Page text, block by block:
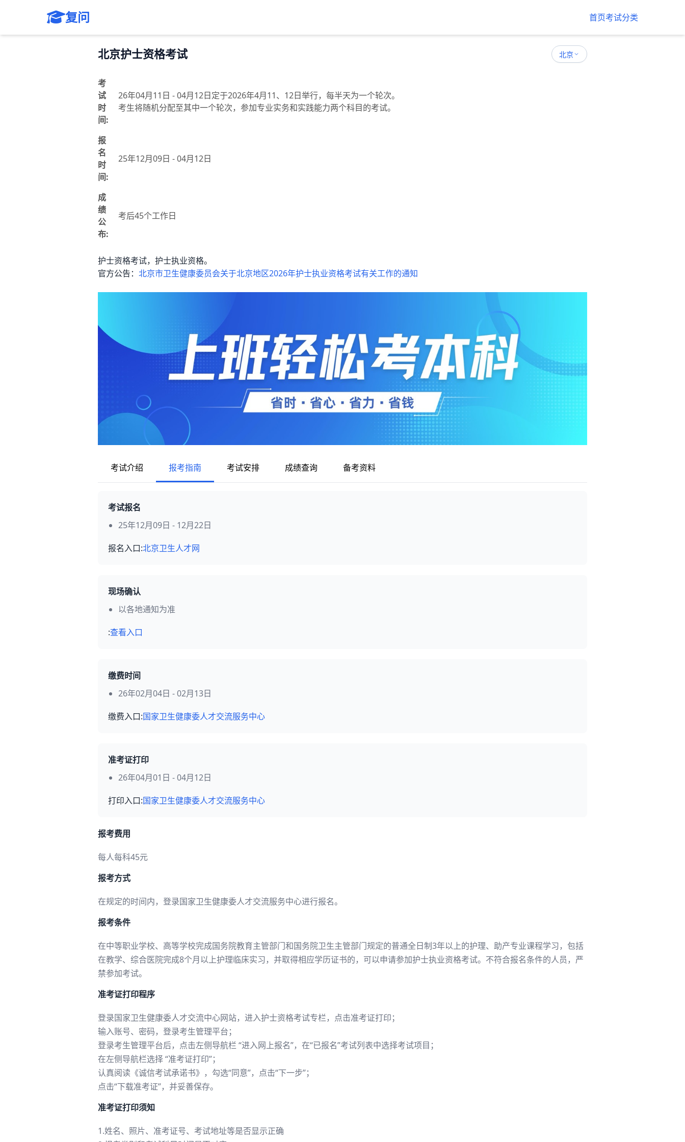
复问 首页考试分类
北京护士资格考试 北京
考
试
时
间:
26年04月11日 - 04月12日定于2026年4月11、12日举行，每半天为一个轮次。
考生将随机分配至其中一个轮次，参加专业实务和实践能力两个科目的考试。
报
名
时
间:
25年12月09日 - 04月12日
成
绩
公
布:
考后45个工作日
护士资格考试，护士执业资格。
官方公告： 北京市卫生健康委员会关于北京地区2026年护士执业资格考试有关工作的通知
考试介绍 报考指南 考试安排 成绩查询 备考资料
考试报名
25年12月09日 - 12月22日
报名入口:北京卫生人才网
现场确认
以各地通知为准
:查看入口
缴费时间
26年02月04日 - 02月13日
缴费入口:国家卫生健康委人才交流服务中心
准考证打印
26年04月01日 - 04月12日
打印入口:国家卫生健康委人才交流服务中心
报考费用
每人每科45元
报考方式
在规定的时间内，登录国家卫生健康委人才交流服务中心进行报名。
报考条件
在中等职业学校、高等学校完成国务院教育主管部门和国务院卫生主管部门规定的普通全日制3年以上的护理、助产专业课程学习，包括
在教学、综合医院完成8个月以上护理临床实习，并取得相应学历证书的，可以申请参加护士执业资格考试。不符合报名条件的人员，严
禁参加考试。
准考证打印程序
登录国家卫生健康委人才交流中心网站，进入护士资格考试专栏，点击准考证打印；
输入账号、密码，登录考生管理平台；
登录考生管理平台后，点击左侧导航栏 “进入网上报名”，在“已报名”考试列表中选择考试项目；
在左侧导航栏选择 “准考证打印”；
认真阅读《诚信考试承诺书》，勾选“同意”，点击“下一步”；
点击“下载准考证”，并妥善保存。
准考证打印须知
1.姓名、照片、准考证号、考试地址等是否显示正确